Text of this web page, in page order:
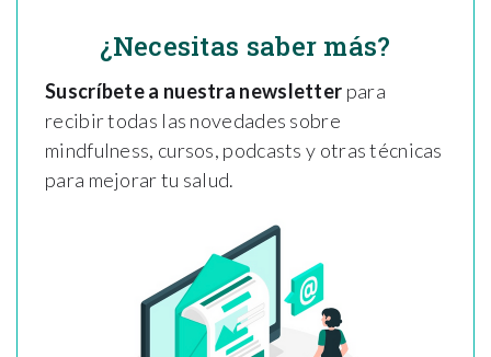
¿Necesitas saber más?
Suscríbete a nuestra newsletter para
recibir todas las novedades sobre
mindfulness, cursos, podcasts y otras técnicas
para mejorar tu salud.